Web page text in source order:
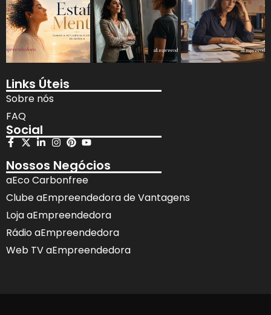
Links Úteis
Sobre nós
FAQ
Social
Nossos Negócios
aEco Carbonfree
Clube aEmpreendedora de Vantagens
Loja aEmpreendedora
Rádio aEmpreendedora
Web TV aEmpreendedora